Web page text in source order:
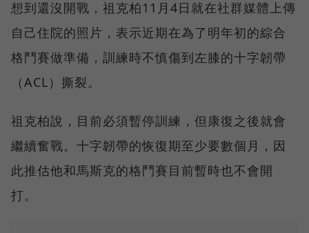
想到還沒開戰，祖克柏11月4日就在社群媒體上傳
自己住院的照片，表示近期在為了明年初的綜合
格鬥賽做準備，訓練時不慎傷到左膝的十字韌帶
（ACL）撕裂。
祖克柏說，目前必須暫停訓練，但康復之後就會
繼續奮戰。十字韌帶的恢復期至少要數個月，因
此推估他和馬斯克的格鬥賽目前暫時也不會開
打。